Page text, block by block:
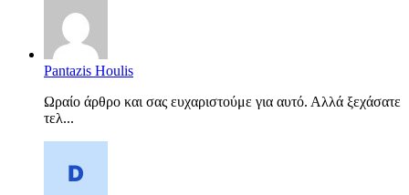
Pantazis Houlis
Ωραίο άρθρο και σας ευχαριστούμε για αυτό. Αλλά ξεχάσατε
τελ...